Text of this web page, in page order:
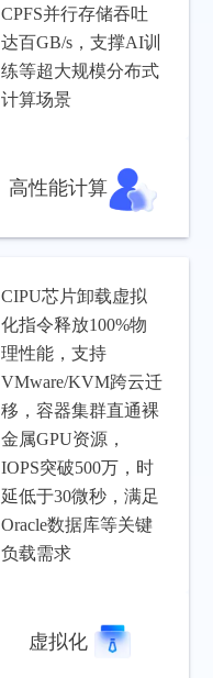
CPFS并行存储吞吐
达百GB/s，支撑AI训
练等超大规模分布式
计算场景
高性能计算
CIPU芯片卸载虚拟
化指令释放100%物
理性能，支持
VMware/KVM跨云迁
移，容器集群直通裸
金属GPU资源，
IOPS突破500万，时
延低于30微秒，满足
Oracle数据库等关键
负载需求
虚拟化